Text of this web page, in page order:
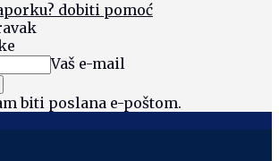
dobiti pomoć
Vaš e-mail
biti poslana e-poštom.